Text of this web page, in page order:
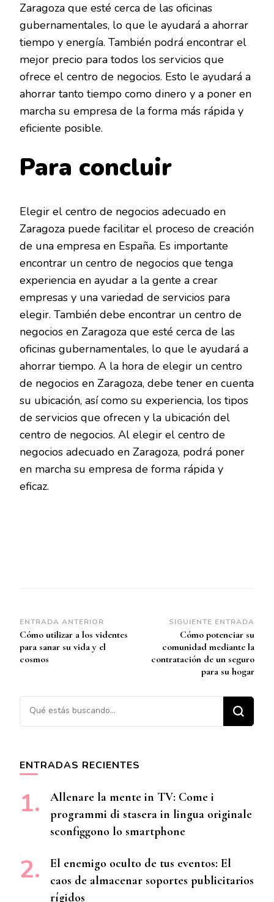
Zaragoza que esté cerca de las oficinas
gubernamentales, lo que le ayudará a ahorrar
tiempo y energía. También podrá encontrar el
mejor precio para todos los servicios que
ofrece el centro de negocios. Esto le ayudará a
ahorrar tanto tiempo como dinero y a poner en
marcha su empresa de la forma más rápida y
eficiente posible.
Para concluir
Elegir el centro de negocios adecuado en
Zaragoza puede facilitar el proceso de creación
de una empresa en España. Es importante
encontrar un centro de negocios que tenga
experiencia en ayudar a la gente a crear
empresas y una variedad de servicios para
elegir. También debe encontrar un centro de
negocios en Zaragoza que esté cerca de las
oficinas gubernamentales, lo que le ayudará a
ahorrar tiempo. A la hora de elegir un centro
de negocios en Zaragoza, debe tener en cuenta
su ubicación, así como su experiencia, los tipos
de servicios que ofrecen y la ubicación del
centro de negocios. Al elegir el centro de
negocios adecuado en Zaragoza, podrá poner
en marcha su empresa de forma rápida y
eficaz.
Navegación
de
entradas
ENTRADA ANTERIOR
Cómo utilizar a los videntes
para sanar su vida y el
cosmos
SIGUIENTE ENTRADA
Cómo potenciar su
comunidad mediante la
contratación de un seguro
para su hogar
¿Buscas algo?
ENTRADAS RECIENTES
Allenare la mente in TV: Come i
programmi di stasera in lingua originale
sconfiggono lo smartphone
El enemigo oculto de tus eventos: El
caos de almacenar soportes publicitarios
rígidos